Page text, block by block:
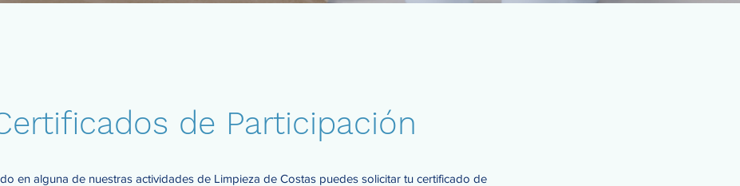
de Participación
en alguna de nuestras actividades de Limpieza de Costas puedes solicitar tu certificado de